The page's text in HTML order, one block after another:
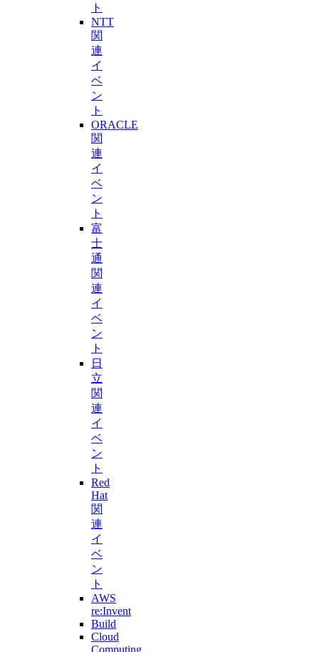
ト
NTT
関
連
イ
ベ
ン
ト
ORACLE
関
連
イ
ベ
ン
ト
富
士
通
関
連
イ
ベ
ン
ト
日
立
関
連
イ
ベ
ン
ト
Red
Hat
関
連
イ
ベ
ン
ト
AWS
re:Invent
Build
Cloud
Computing